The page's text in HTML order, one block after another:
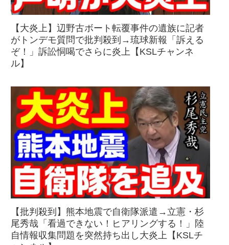
【大炎上】辺野古ボート転覆事件の遺族に記者
がトンデモ質問で批判殺到→琉球新報「訴える
ぞ！」訴訟恫喝でさらに炎上【KSLチャンネ
ル】
【批判殺到】熊本地震で自衛隊派遣→立憲・杉
尾秀哉「看過できない！ヒアリングする！」陸
自情報収集問題を突然持ち出し大炎上【KSLチ